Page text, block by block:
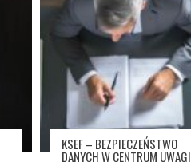
KSEF – BEZPIECZEŃSTWO
DANYCH W CENTRUM UWAGI